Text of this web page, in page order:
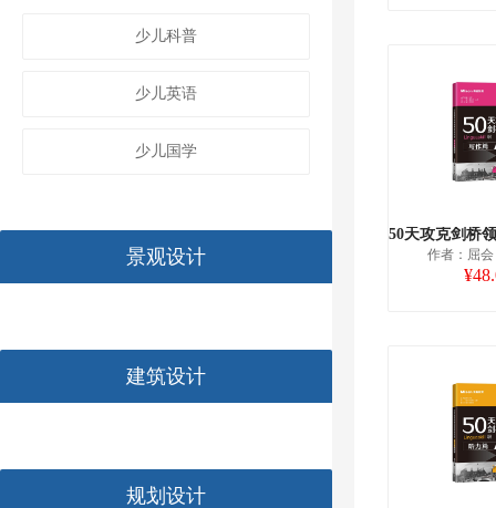
少儿科普
少儿英语
少儿国学
景观设计
建筑设计
规划设计
作者：屈